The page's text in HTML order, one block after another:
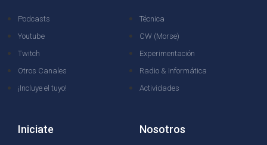
Podcasts
Youtube
Twitch
Otros Canales
¡Incluye el tuyo!
Técnica
CW (Morse)
Experimentación
Radio & Informática
Actividades
Iniciate Nosotros